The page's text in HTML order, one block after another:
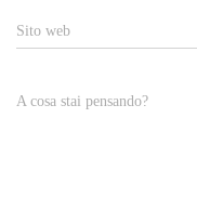
Sito web
A cosa stai pensando?